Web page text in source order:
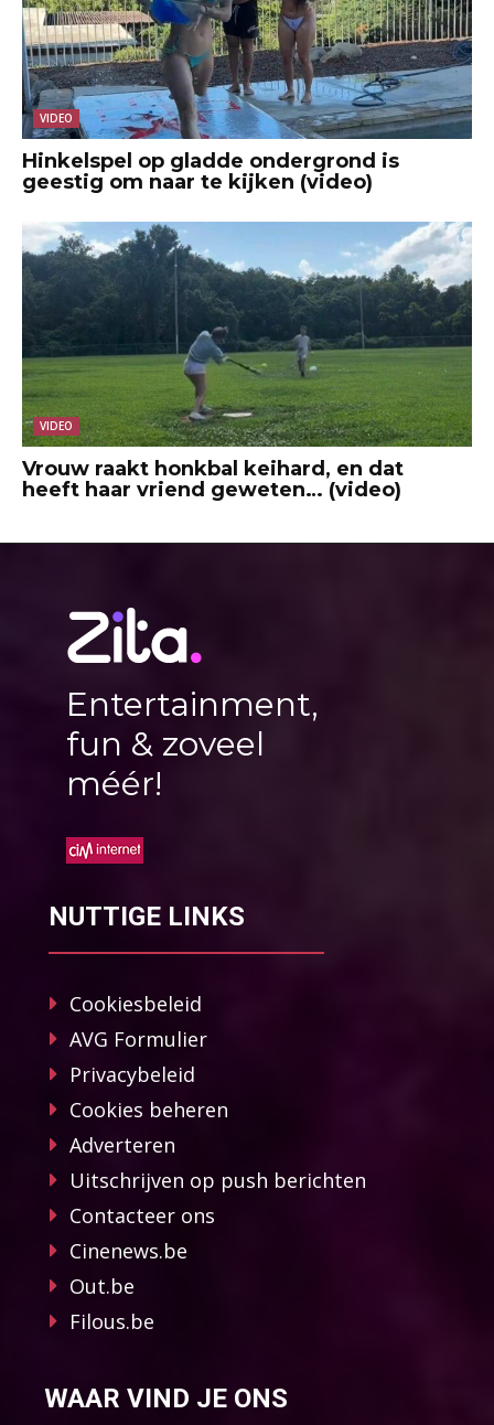
VIDEO
Hinkelspel op gladde ondergrond is
geestig om naar te kijken (video)
VIDEO
Vrouw raakt honkbal keihard, en dat
heeft haar vriend geweten… (video)
Entertainment,
fun & zoveel
méér!
NUTTIGE LINKS
Cookiesbeleid
AVG Formulier
Privacybeleid
Cookies beheren
Adverteren
Uitschrijven op push berichten
Contacteer ons
Cinenews.be
Out.be
Filous.be
WAAR VIND JE ONS